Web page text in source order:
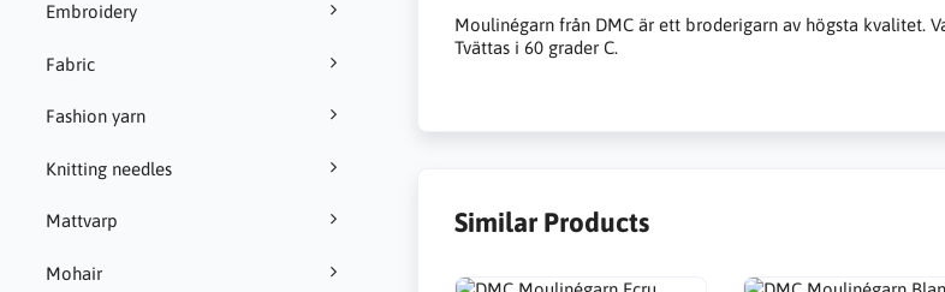
Embroidery
Fabric
Fashion yarn
Knitting needles
Mattvarp
Mohair
Moulinégarn från DMC är ett broderigarn av högsta kvalitet.
Tvättas i 60 grader C.
Similar Products